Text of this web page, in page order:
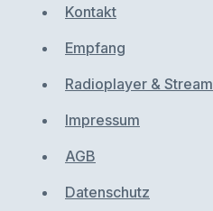
Kontakt
Empfang
Radioplayer & Stream
Impressum
AGB
Datenschutz